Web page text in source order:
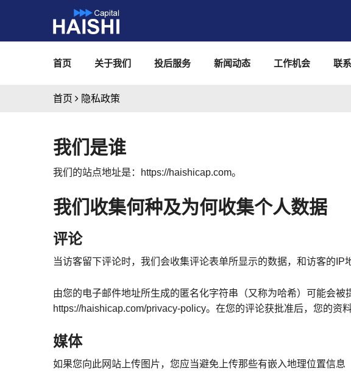
首页 关于我们 投后服务 新闻动态 工作机会 联
首页 隐私政策
我们是谁
我们的站点地址是：https://haishicap.com。
我们收集何种及为何收集个人数据
评论
当访客留下评论时，我们会收集评论表单所显示的数据，和访客的IP
由您的电子邮件地址所生成的匿名化字符串（又称为哈希）可能会
https://haishicap.com/privacy-policy。在您的评论获批准后，您的资
媒体
如果您向此网站上传图片，您应当避免上传那些有嵌入地理位置信